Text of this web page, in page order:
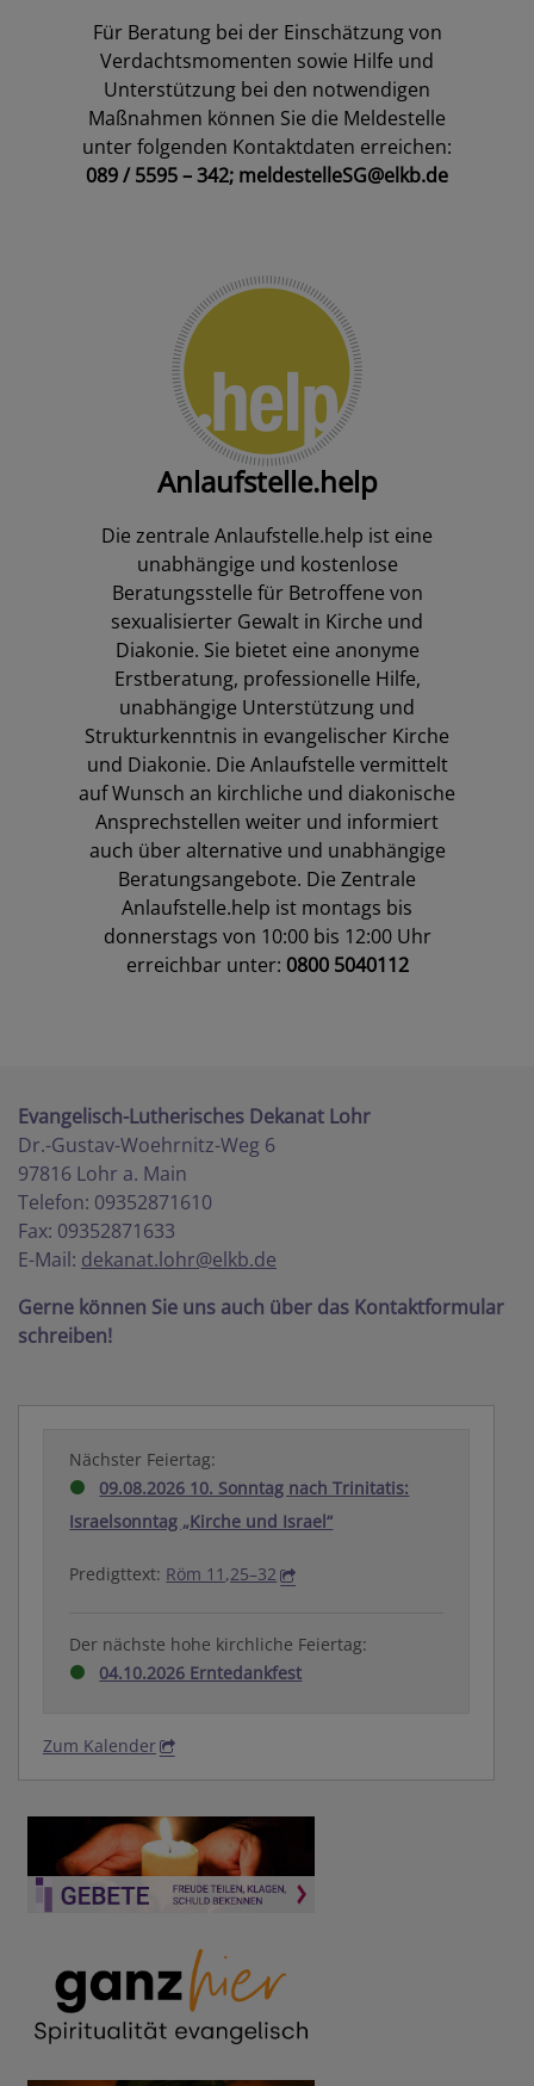
Für Beratung bei der Einschätzung von
Verdachtsmomenten sowie Hilfe und
Unterstützung bei den notwendigen
Maßnahmen können Sie die Meldestelle
unter folgenden Kontaktdaten erreichen:
089 / 5595 – 342; meldestelleSG@elkb.de
Anlaufstelle.help
Die zentrale Anlaufstelle.help ist eine
unabhängige und kostenlose
Beratungsstelle für Betroffene von
sexualisierter Gewalt in Kirche und
Diakonie. Sie bietet eine anonyme
Erstberatung, professionelle Hilfe,
unabhängige Unterstützung und
Strukturkenntnis in evangelischer Kirche
und Diakonie. Die Anlaufstelle vermittelt
auf Wunsch an kirchliche und diakonische
Ansprechstellen weiter und informiert
auch über alternative und unabhängige
Beratungsangebote. Die Zentrale
Anlaufstelle.help ist montags bis
donnerstags von 10:00 bis 12:00 Uhr
erreichbar unter: 0800 5040112
Evangelisch-Lutherisches Dekanat Lohr
Dr.-Gustav-Woehrnitz-Weg 6
97816 Lohr a. Main
Telefon: 09352871610
Fax: 09352871633
E-Mail: dekanat.lohr@elkb.de
Gerne können Sie uns auch über das Kontaktformular
schreiben!
Nächster Feiertag:
09.08.2026 10. Sonntag nach Trinitatis:
Israelsonntag „Kirche und Israel“
Predigttext: Röm 11,25–32
Der nächste hohe kirchliche Feiertag:
04.10.2026 Erntedankfest
Zum Kalender